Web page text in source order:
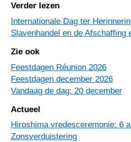
Verder lezen
Internationale Dag ter
Slavenhandel en de Afschaffing
Zie ook
Feestdagen Réunion 2026
Feestdagen december 2026
Vandaag de dag: 20 december
Actueel
Hiroshima vredesceremonie: 6
Zonsverduistering